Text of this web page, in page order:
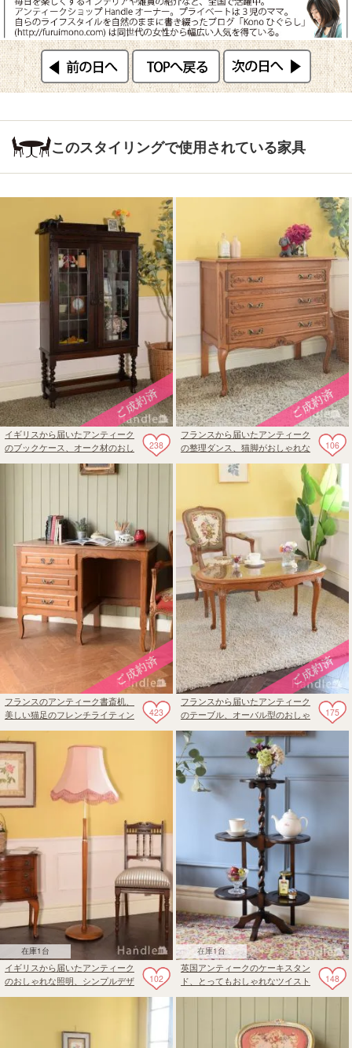
このスタイリングで使用されている家具
238
イギリスから届いたアンティーク
のブックケース、オーク材のおし
ゃれな本棚
106
フランスから届いたアンティーク
の整理ダンス、猫脚がおしゃれな
ドロワーズ3段チェスト
423
フランスのアンティーク書斎机、
美しい猫足のフレンチライティン
175
フランスから届いたアンティーク
のテーブル、オーバル型のおしゃ
在庫1台
102
イギリスから届いたアンティーク
のおしゃれな照明、シンプルデザ
インのアンティークフロアランプ
在庫1台
148
英国アンティークのケーキスタン
ド、とってもおしゃれなツイスト
足のプランツスタンド